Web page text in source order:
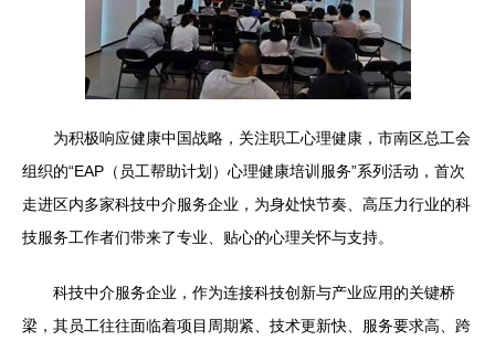
为积极响应健康中国战略，关注职工心理健康，市南区总工会
组织的“EAP（员工帮助计划）心理健康培训服务”系列活动，首次
走进区内多家科技中介服务企业，为身处快节奏、高压力行业的科
技服务工作者们带来了专业、贴心的心理关怀与支持。
科技中介服务企业，作为连接科技创新与产业应用的关键桥
梁，其员工往往面临着项目周期紧、技术更新快、服务要求高、跨